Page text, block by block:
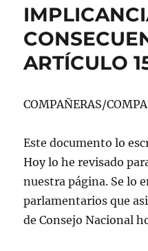
ARTÍCULO
COMPAÑERAS/
Este documento lo
Hoy lo he revisado
nuestra página. Se lo
parlamentarios que
de Consejo Nacional